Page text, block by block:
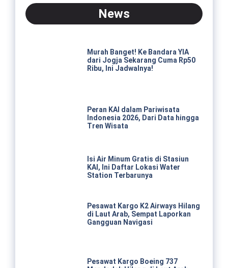
News
Murah Banget! Ke Bandara YIA
dari Jogja Sekarang Cuma Rp50
Ribu, Ini Jadwalnya!
Peran KAI dalam Pariwisata
Indonesia 2026, Dari Data hingga
Tren Wisata
Isi Air Minum Gratis di Stasiun
KAI, Ini Daftar Lokasi Water
Station Terbarunya
Pesawat Kargo K2 Airways Hilang
di Laut Arab, Sempat Laporkan
Gangguan Navigasi
Pesawat Kargo Boeing 737